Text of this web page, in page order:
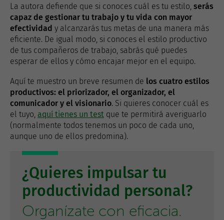
La autora defiende que si conoces cuál es tu estilo, serás
capaz de gestionar tu trabajo y tu vida con mayor
efectividad y alcanzarás tus metas de una manera más
eficiente. De igual modo, si conoces el estilo productivo
de tus compañeros de trabajo, sabrás qué puedes
esperar de ellos y cómo encajar mejor en el equipo.
Aquí te muestro un breve resumen de los cuatro estilos
productivos: el priorizador, el organizador, el
comunicador y el visionario. Si quieres conocer cuál es
el tuyo, aquí tienes un test que te permitirá averiguarlo
(normalmente todos tenemos un poco de cada uno,
aunque uno de ellos predomina).
¿Quieres impulsar tu
productividad personal?
Organízate con eficacia.